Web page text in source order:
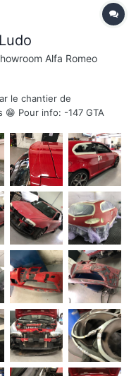
Alfa Romeo
le chantier de
😁 Pour info: -147 GTA
du rouge alfa.. pourtant